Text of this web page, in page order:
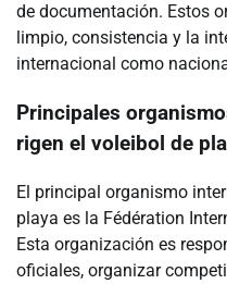
de documentación. Estos
limpio, consistencia y la
internacional como
Principales
rigen el voleibol de
El principal organismo
playa es la Fédération
Esta organización es
oficiales, organizar